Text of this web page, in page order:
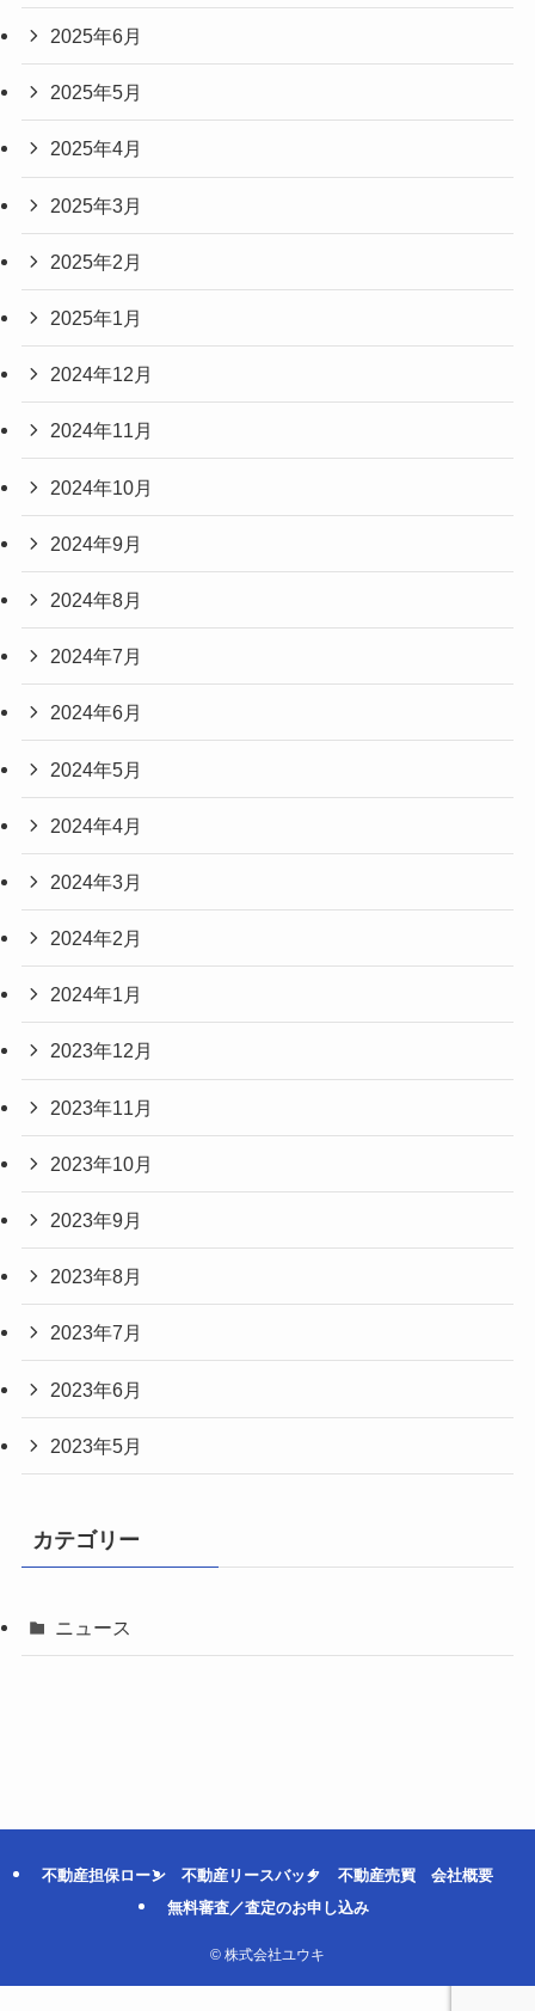
2025年6月
2025年5月
2025年4月
2025年3月
2025年2月
2025年1月
2024年12月
2024年11月
2024年10月
2024年9月
2024年8月
2024年7月
2024年6月
2024年5月
2024年4月
2024年3月
2024年2月
2024年1月
2023年12月
2023年11月
2023年10月
2023年9月
2023年8月
2023年7月
2023年6月
2023年5月
カテゴリー
ニュース
不動産担保ローン 不動産リースバック 不動産売買
会社概要
無料審査／査定のお申し込み
© 株式会社ユウキ